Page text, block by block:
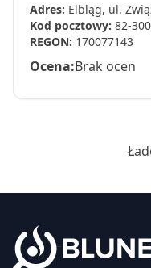
Adres: Elbląg, ul.
Kod pocztowy: 82-300
REGON: 170077143
Ocena:Brak ocen